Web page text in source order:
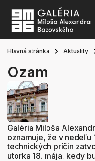
Hlavná stránka Aktuality
Ozam
Galéria Miloša
oznamuje, že v nedeľu
technických príčin
utorka 18. mája, kedy